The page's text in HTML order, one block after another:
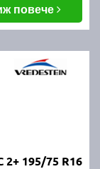
повече
2+ 195/75 R16